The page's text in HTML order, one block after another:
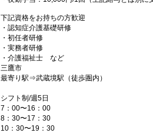
下記資格をお持ちの方歓迎
・認知症介護基礎研修
・初任者研修
・実務者研修
・介護福祉士 など
三鷹市
最寄り駅⇒武蔵境駅（徒歩圏内）
シフト制/週5日
7：00〜16：00
8：30〜17：30
10：30〜19：30